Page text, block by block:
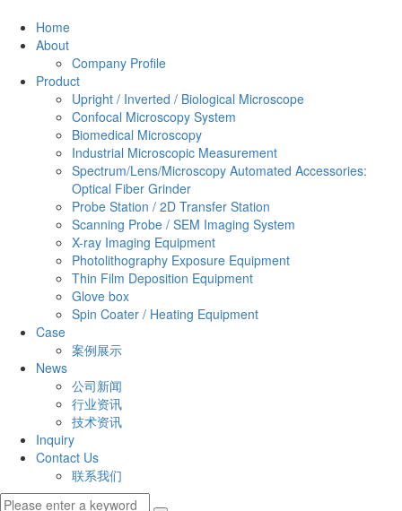
Home
About
Company Profile
Product
Upright / Inverted / Biological Microscope
Confocal Microscopy System
Biomedical Microscopy
Industrial Microscopic Measurement
Spectrum/Lens/Microscopy Automated Accessories:
Optical Fiber Grinder
Probe Station / 2D Transfer Station
Scanning Probe / SEM Imaging System
X-ray Imaging Equipment
Photolithography Exposure Equipment
Thin Film Deposition Equipment
Glove box
Spin Coater / Heating Equipment
Case
案例展示
News
公司新闻
行业资讯
技术资讯
Inquiry
Contact Us
联系我们